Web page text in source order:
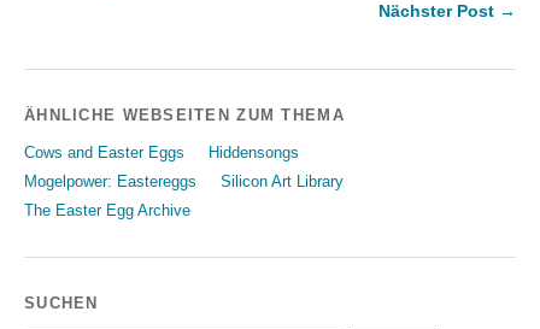
Nächster Post →
ÄHNLICHE WEBSEITEN ZUM THEMA
Cows and Easter Eggs
Hiddensongs
Mogelpower: Eastereggs
Silicon Art Library
The Easter Egg Archive
SUCHEN